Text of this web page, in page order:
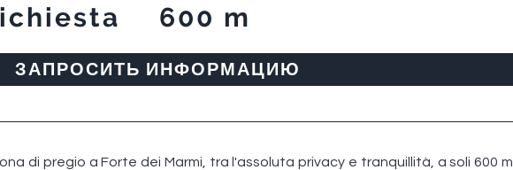
600 m
ЗАПРОСИТЬ ИНФОРМАЦИЮ
di pregio a Forte dei Marmi, tra l'assoluta privacy e tranquillità, a soli 600 m